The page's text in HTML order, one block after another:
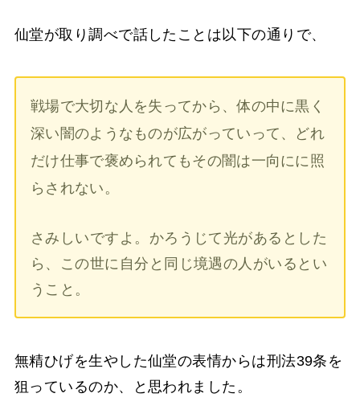
仙堂が取り調べで話したことは以下の通りで、
戦場で大切な人を失ってから、体の中に黒く
深い闇のようなものが広がっていって、どれ
だけ仕事で褒められてもその闇は一向にに照
らされない。
さみしいですよ。かろうじて光があるとした
ら、この世に自分と同じ境遇の人がいるとい
うこと。
無精ひげを生やした仙堂の表情からは刑法39条を
狙っているのか、と思われました。